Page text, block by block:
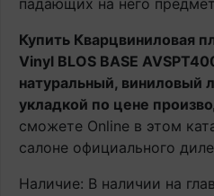
падающих на него
Купить Кварцвиниловая
Vinyl BLOS BASE
натуральный, виниловый
укладкой по цене
сможете Online в этом
салоне официального
Наличие: В наличии на